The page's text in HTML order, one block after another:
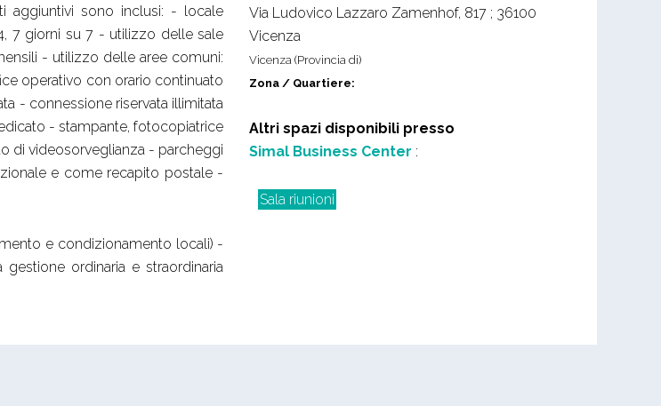
aggiuntivi sono inclusi: - locale
7 giorni su 7 - utilizzo delle sale
- utilizzo delle aree comuni:
operativo con orario continuato
- connessione riservata illimitata
- stampante, fotocopiatrice
di videosorveglianza - parcheggi
e come recapito postale -
e condizionamento locali) -
ordinaria e straordinaria
Via Ludovico Lazzaro Zamenhof, 817 ; 36100
Vicenza
Vicenza (Provincia di)
Zona / Quartiere:
Altri spazi disponibili presso
Simal Business Center :
Sala riunioni